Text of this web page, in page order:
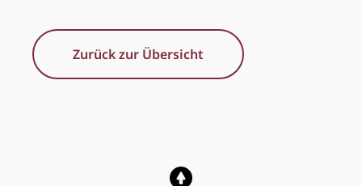
Zurück zur Übersicht